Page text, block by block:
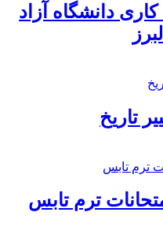
دانشگاه آزاد
تاریخ
ترم تابس